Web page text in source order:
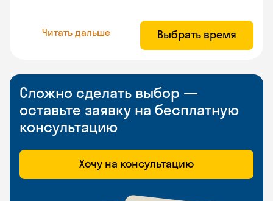
Читать дальше Выбрать время
Сложно сделать выбор —
оставьте заявку на бесплатную
консультацию
Хочу на консультацию